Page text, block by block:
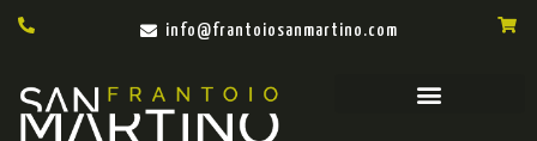
info@frantoiosanmartino.com